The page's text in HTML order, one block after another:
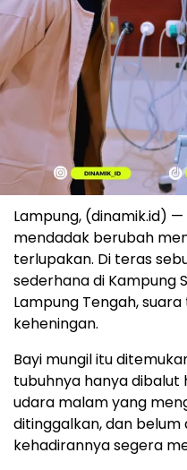
Lampung, (dinamik.id)
mendadak berubah
terlupakan. Di teras
sederhana di Kampung
Lampung Tengah,
keheningan.
Bayi mungil itu
tubuhnya hanya dibalut
udara malam yang
ditinggalkan, dan
kehadirannya segera